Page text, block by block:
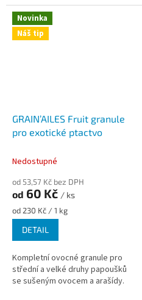
Novinka
Náš tip
GRAIN’AILES Fruit granule
pro exotické ptactvo
Nedostupné
od 53,57 Kč bez DPH
od 60 Kč / ks
Měrná
cena:
od 230 Kč / 1 kg
DETAIL
Kompletní ovocné granule pro
střední a velké druhy papoušků
se sušeným ovocem a arašídy.